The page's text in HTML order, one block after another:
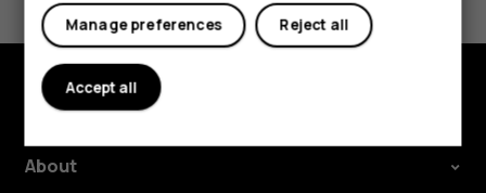
Yes No
Explore
About
Reject all
Manage preferences
Accept all